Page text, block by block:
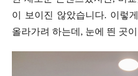
이 보이진 않았습니다. 이렇
올라가려 하는데, 눈에 띈 곳